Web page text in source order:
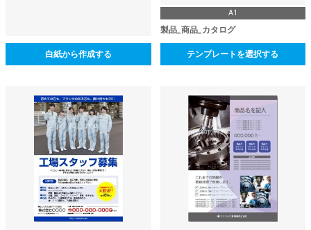
白紙から作成する
A1
製品_商品_カタログ
テンプレートを選択する